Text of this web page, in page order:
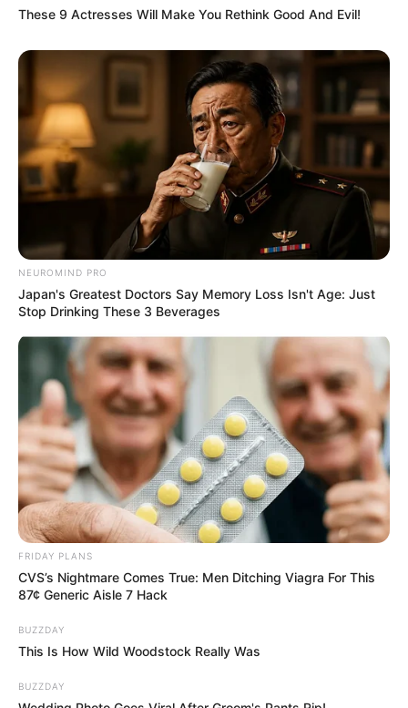
These 9 Actresses Will Make You Rethink Good And Evil!
NEUROMIND PRO
Japan's Greatest Doctors Say Memory Loss Isn't Age: Just
Stop Drinking These 3 Beverages
FRIDAY PLANS
CVS’s Nightmare Comes True: Men Ditching Viagra For This
87¢ Generic Aisle 7 Hack
BUZZDAY
This Is How Wild Woodstock Really Was
BUZZDAY